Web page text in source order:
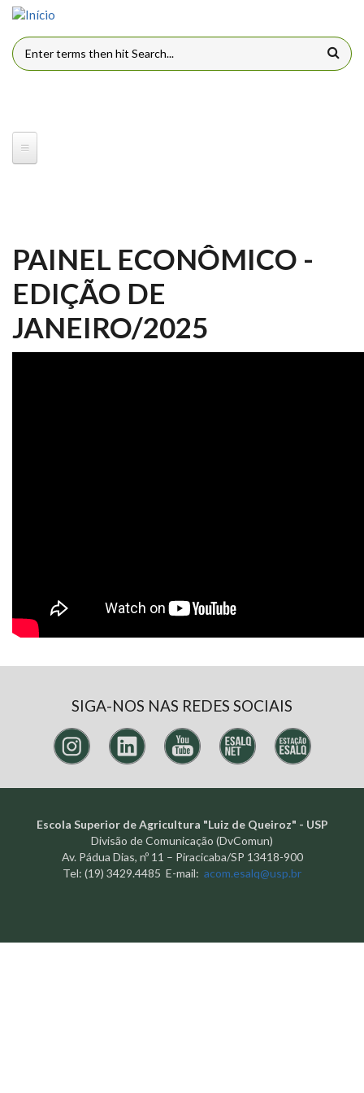
Pular para o conteúdo principal
FORMULÁRIO DE BUSCA
PAINEL ECONÔMICO -
EDIÇÃO DE
JANEIRO/2025
SIGA-NOS NAS REDES SOCIAIS
Escola Superior de Agricultura "Luiz de Queiroz" - USP
Divisão de Comunicação (DvComun)
Av. Pádua Dias, nº 11 – Piracicaba/SP 13418-900
Tel: (19) 3429.4485 E-mail: acom.esalq@usp.br